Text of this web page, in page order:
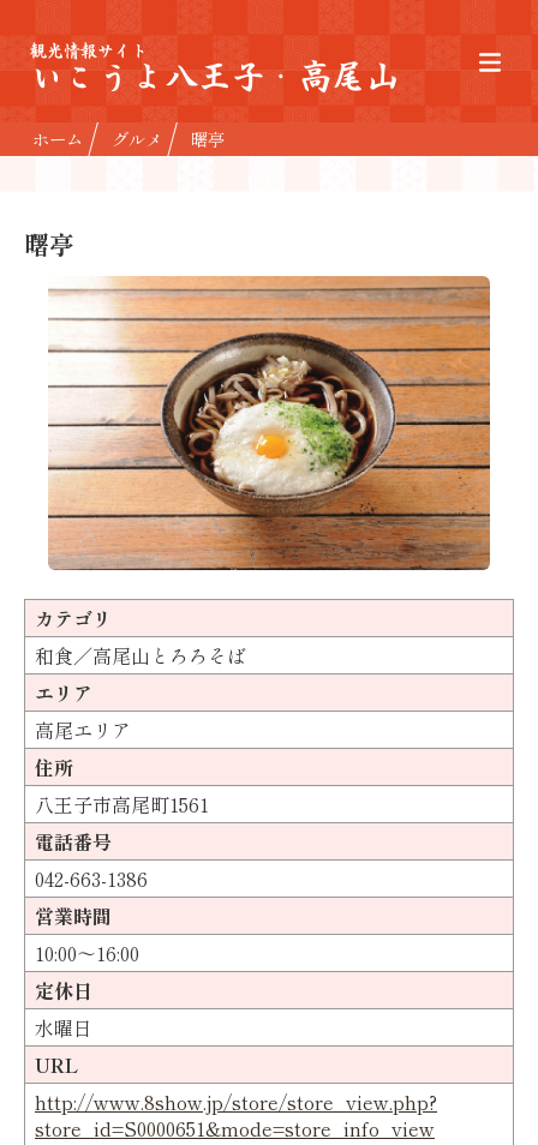
観光情報サイト
いこうよ八王子・高尾山
ホーム グルメ 曙亭
曙亭
カテゴリ
和食／高尾山とろろそば
エリア
高尾エリア
住所
八王子市高尾町1561
電話番号
042-663-1386
営業時間
10:00〜16:00
定休日
水曜日
URL
http://www.8show.jp/store/store_view.php?
store_id=S0000651&mode=store_info_view